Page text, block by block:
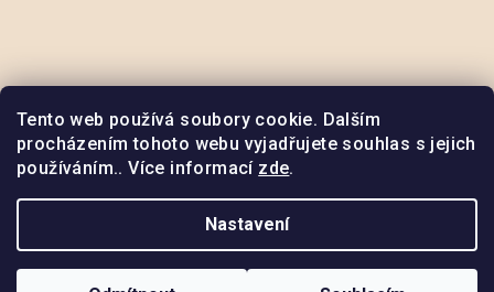
Tento web používá soubory cookie. Dalším
procházením tohoto webu vyjadřujete souhlas s jejich
používáním.. Více informací zde.
Nastavení
nastavení cookies